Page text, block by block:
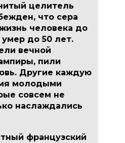
целитель
что сера
человека до
умер до 50 лет.
вечной
пили
Другие каждую
молодыми
совсем не
наслаждались
французский